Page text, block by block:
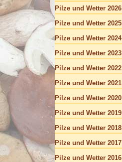
Pilze und Wetter 2026
Pilze und Wetter 2025
Pilze und Wetter 2024
Pilze und Wetter 2023
Pilze und Wetter 2022
Pilze und Wetter 2021
Pilze und Wetter 2020
Pilze und Wetter 2019
Pilze und Wetter 2018
Pilze und Wetter 2017
Pilze und Wetter 2016